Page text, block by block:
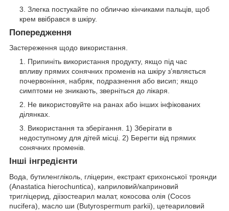
Злегка постукайте по обличчю кінчиками пальців, щоб
крем ввібрався в шкіру.
Попередження
Застереження щодо використання.
Припиніть використання продукту, якщо під час
впливу прямих сонячних променів на шкіру з’являється
почервоніння, набряк, подразнення або висип; якщо
симптоми не зникають, зверніться до лікаря.
Не використовуйте на ранах або інших інфікованих
ділянках.
Використання та зберігання. 1) Зберігати в
недоступному для дітей місці. 2) Берегти від прямих
сонячних променів.
Інші інгредієнти
Вода, бутиленгліколь, гліцерин, екстракт єрихонської троянди
(Anastatica hierochuntica), каприловий/каприновий
тригліцерид, діізостеарил малат, кокосова олія (Cocos
nucifera), масло ши (Butyrospermum parkii), цетеариловий